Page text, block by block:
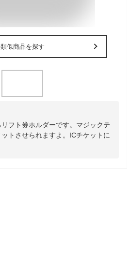
類似商品を探す
フト券ホルダーです。マジックテ
トさせられますよ。ICチケットに